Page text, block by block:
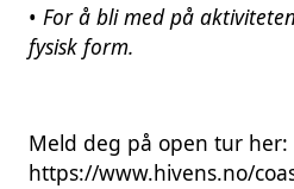
• For å bli med på
fysisk form.
Meld deg på open tur her:
https://www.hivens.no/